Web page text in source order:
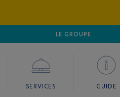
GOLFE DE SAINT-TROPEZ
LE GROUPE
SERVICES GUIDE